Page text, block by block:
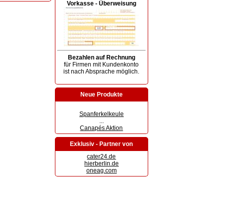
Vorkasse - Überweisung
Bezahlen auf Rechnung
für Firmen mit Kundenkonto
ist nach Absprache möglich.
Neue Produkte
Spanferkelkeule
...
Canapés Aktion
Exklusiv - Partner von
cater24.de
hierberlin.de
oneag.com